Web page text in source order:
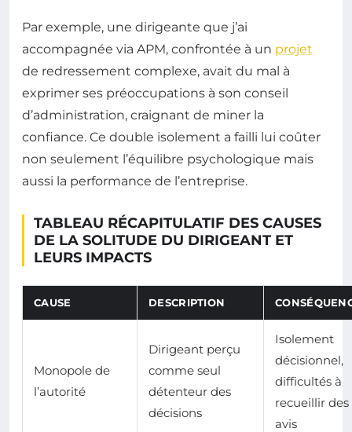
Par exemple, une dirigeante que j’ai
accompagnée via APM, confrontée à un projet
de redressement complexe, avait du mal à
exprimer ses préoccupations à son conseil
d’administration, craignant de miner la
confiance. Ce double isolement a failli lui coûter
non seulement l’équilibre psychologique mais
aussi la performance de l’entreprise.
TABLEAU RÉCAPITULATIF DES CAUSES
DE LA SOLITUDE DU DIRIGEANT ET
LEURS IMPACTS
CAUSE DESCRIPTION
Monopole de
l’autorité
Dirigeant perçu
comme seul
détenteur des
décisions
Isolement
décisionnel,
difficultés à
recueillir des
avis